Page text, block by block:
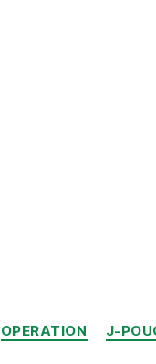
OPERATION J-